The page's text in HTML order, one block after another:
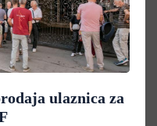
ulaznica za